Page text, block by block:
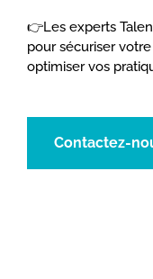
👉Les experts
pour sécuriser
optimiser vos
Contactez-